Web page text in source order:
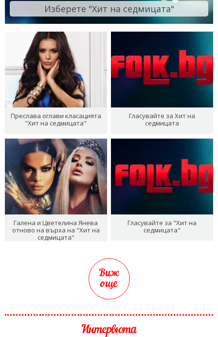
Изберете "Хит на седмицата"
Преслава оглави класацията
"Хит на седмицата"
Гласувайте за Хит на
седмицата
Галена и Цветелина Янева
отново на върха на "Хит на
седмицата"
Гласувайте за "Хит на
седмицата"
Виж
още
Интервюта